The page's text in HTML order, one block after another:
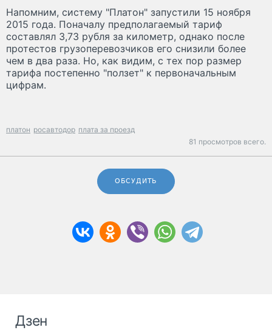
Напомним, систему "Платон" запустили 15 ноября
2015 года. Поначалу предполагаемый тариф
составлял 3,73 рубля за километр, однако после
протестов грузоперевозчиков его снизили более
чем в два раза. Но, как видим, с тех пор размер
тарифа постепенно "ползет" к первоначальным
цифрам.
платон росавтодор плата за проезд
81 просмотров всего.
ОБСУДИТЬ
Дзен